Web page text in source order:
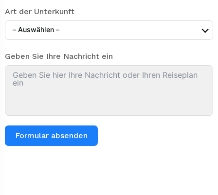
Art der Unterkunft
– Auswählen –
Geben Sie Ihre Nachricht ein
Formular absenden